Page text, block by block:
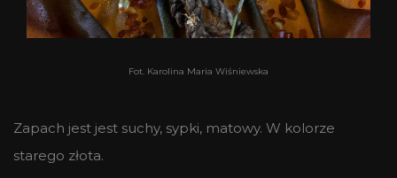
Fot. Karolina Maria Wiśniewska
Zapach jest jest suchy, sypki, matowy. W kolorze
starego złota.